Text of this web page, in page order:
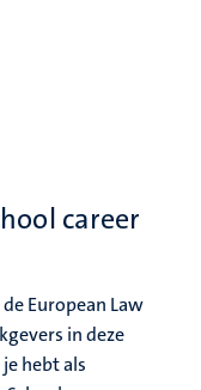
career
European Law
in deze
hebt als